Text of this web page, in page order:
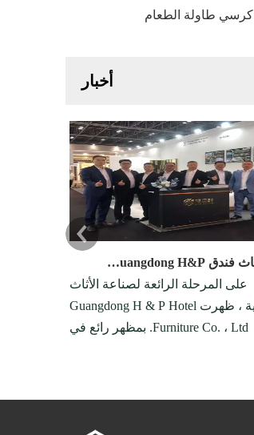
كرسي طاولة الطعام
أخبار
تألق أثاث فندق Guangdong H&P في معرض الأثاث الدولي في دبي
على المرحلة الرائعة لصناعة الأثاث
العالمية ، ظهرت Guangdong H & P Hotel
Furniture Co. ، Ltd. بمظهر رائع في